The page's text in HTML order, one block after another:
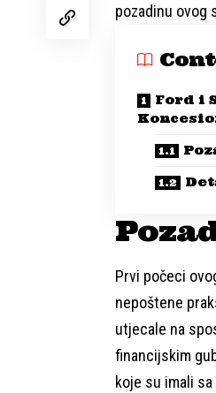
pozadinu ovog
Ford i
Prvi počeci
nepoštene
utjecale na
financijskim
koje su imali sa